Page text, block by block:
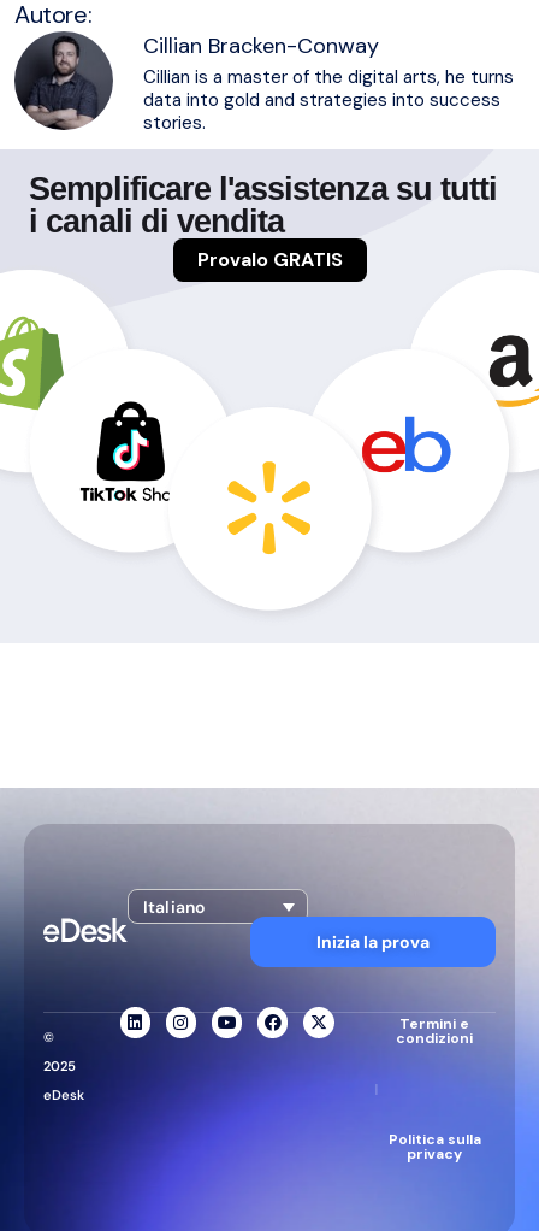
Autore:
Cillian Bracken-Conway
Cillian is a master of the digital arts, he turns
data into gold and strategies into success
stories.
Semplificare l'assistenza su tutti
i canali di vendita
Provalo GRATIS
Italiano
Inizia la prova
©
2025
eDesk
Termini e
condizioni
|
Politica sulla
privacy